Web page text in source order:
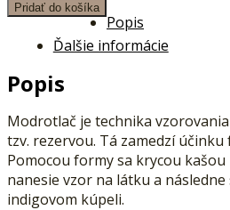
Pridať do košíka
Popis
Ďalšie informácie
Popis
Modrotlač je technika
tzv. rezervou. Tá zamedzí
Pomocou formy sa krycou
nanesie vzor na látku a
indigovom kúpeli.